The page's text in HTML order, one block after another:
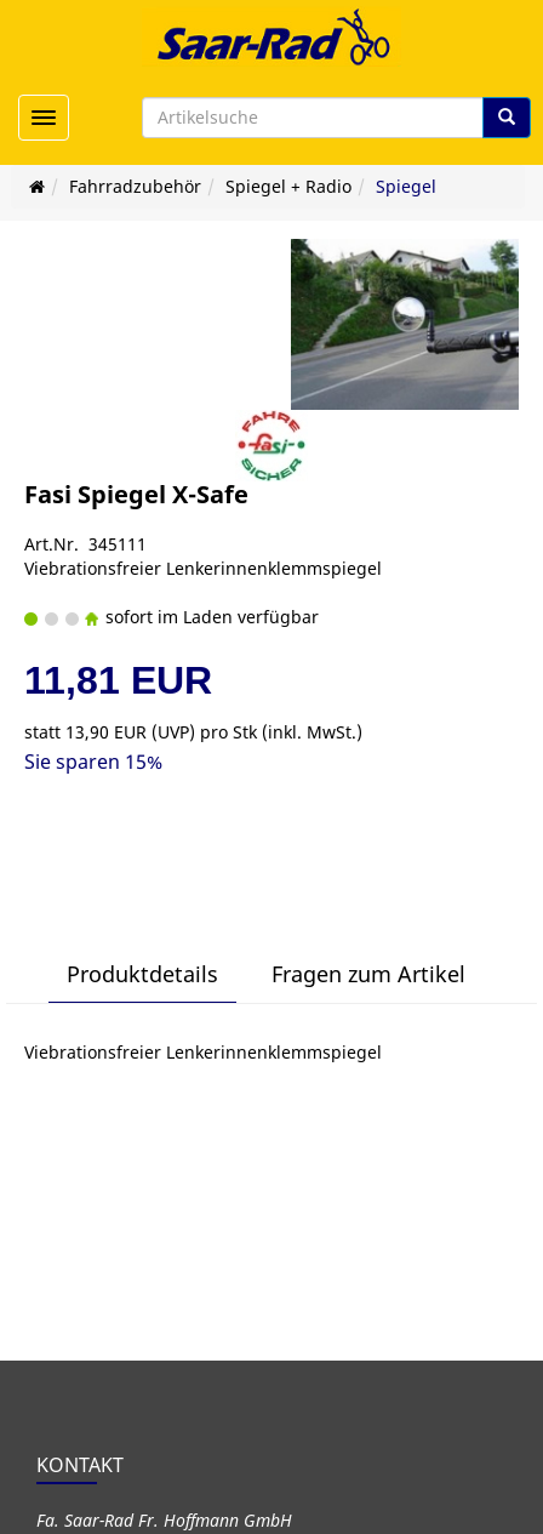
Toggle navigation
Fahrradzubehör Spiegel + Radio Spiegel
Fasi Spiegel X-Safe
Art.Nr. 345111
Viebrationsfreier Lenkerinnenklemmspiegel
sofort im Laden verfügbar
11,81 EUR
statt 13,90 EUR (UVP) pro Stk (inkl. MwSt.)
Sie sparen 15%
Produktdetails Fragen zum Artikel
Viebrationsfreier Lenkerinnenklemmspiegel
KONTAKT
Fa. Saar-Rad Fr. Hoffmann GmbH